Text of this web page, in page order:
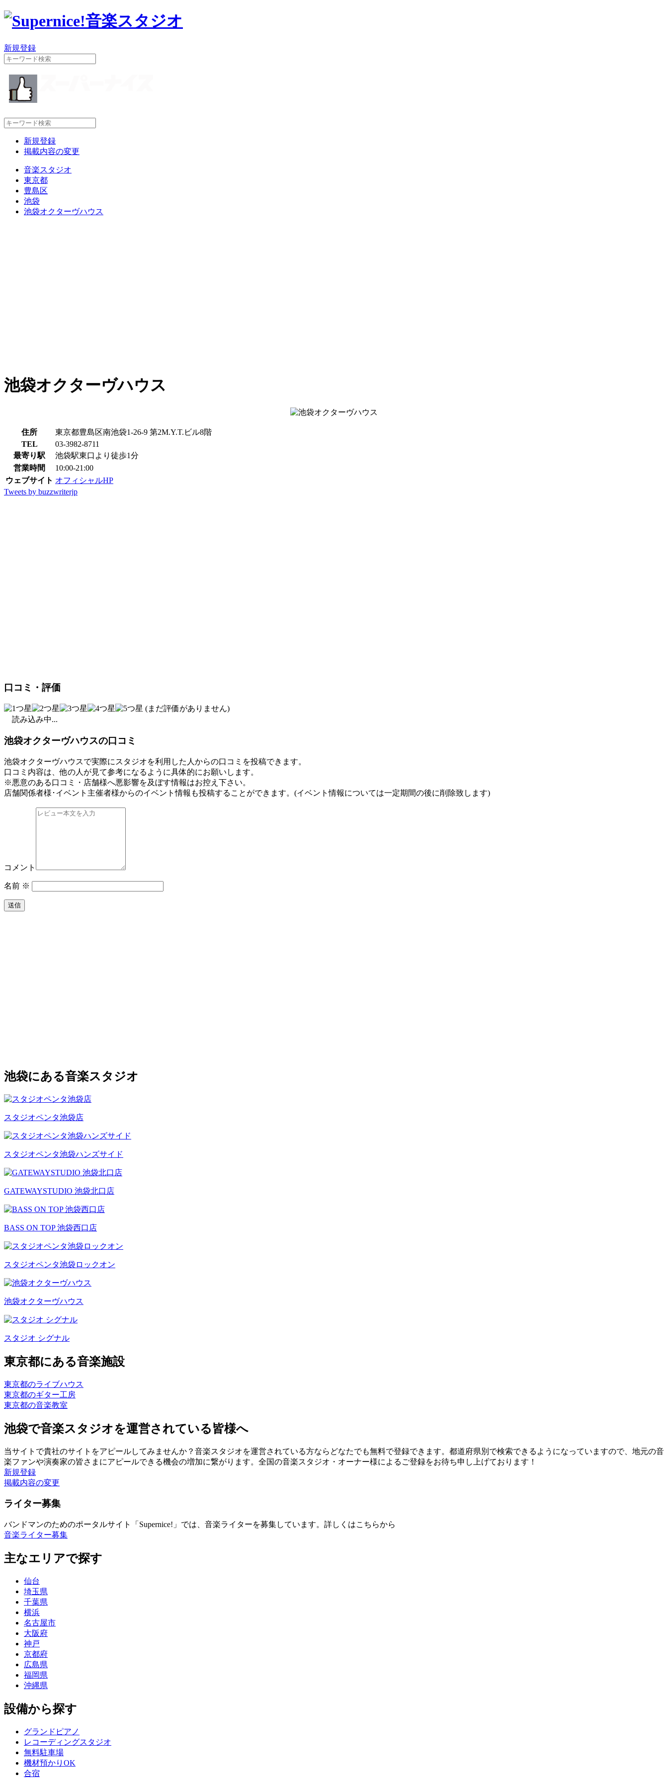
新規登録
新規登録
掲載内容の変更
音楽スタジオ
東京都
豊島区
池袋
池袋オクターヴハウス
池袋オクターヴハウス
住所
東京都豊島区南池袋1-26-9 第2M.Y.T.ビル8階
TEL
03-3982-8711
最寄り駅
池袋駅東口より徒歩1分
営業時間
10:00-21:00
ウェブサイト オフィシャルHP
Tweets by buzzwriterjp
口コミ・評価
(まだ評価がありません)
読み込み中...
池袋オクターヴハウスの口コミ
池袋オクターヴハウスで実際にスタジオを利用した人からの口コミを投稿できます。
口コミ内容は、他の人が見て参考になるように具体的にお願いします。
※悪意のある口コミ・店舗様へ悪影響を及ぼす情報はお控え下さい。
店舗関係者様･イベント主催者様からのイベント情報も投稿することができます。 (イベント情報については一定期間の後に削除致します)
コメント
名前 ※
池袋にある音楽スタジオ
スタジオペンタ池袋店
スタジオペンタ池袋ハンズサイド
GATEWAYSTUDIO 池袋北口店
BASS ON TOP 池袋西口店
スタジオペンタ池袋ロックオン
池袋オクターヴハウス
スタジオ シグナル
東京都にある音楽施設
東京都のライブハウス
東京都のギター工房
東京都の音楽教室
池袋で音楽スタジオを運営されている皆様へ
当サイトで貴社のサイトをアピールしてみませんか？音楽スタジオを運営されている方ならどなたでも無料で登録できます。都道府県別で検索できるようになっていますので、地元の音
楽ファンや演奏家の皆さまにアピールできる機会の増加に繋がります。全国の音楽スタジオ・オーナー様によるご登録をお待ち申し上げております！
新規登録
掲載内容の変更
ライター募集
バンドマンのためのポータルサイト「Supernice!」では、音楽ライターを募集しています。詳しくはこちらから
音楽ライター募集
主なエリアで探す
仙台
埼玉県
千葉県
横浜
名古屋市
大阪府
神戸
京都府
広島県
福岡県
沖縄県
設備から探す
グランドピアノ
レコーディングスタジオ
無料駐車場
機材預かりOK
合宿